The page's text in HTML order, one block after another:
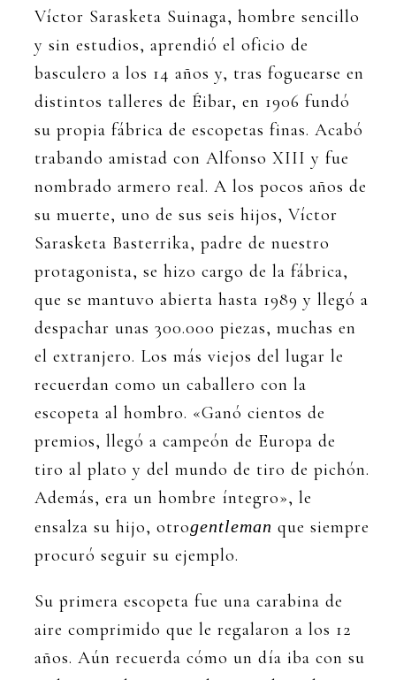
Víctor Sarasketa Suinaga, hombre sencillo
y sin estudios, aprendió el oficio de
basculero a los 14 años y, tras foguearse en
distintos talleres de Éibar, en 1906 fundó
su propia fábrica de escopetas finas. Acabó
trabando amistad con Alfonso XIII y fue
nombrado armero real. A los pocos años de
su muerte, uno de sus seis hijos, Víctor
Sarasketa Basterrika, padre de nuestro
protagonista, se hizo cargo de la fábrica,
que se mantuvo abierta hasta 1989 y llegó a
despachar unas 300.000 piezas, muchas en
el extranjero. Los más viejos del lugar le
recuerdan como un caballero con la
escopeta al hombro. «Ganó cientos de
premios, llegó a campeón de Europa de
tiro al plato y del mundo de tiro de pichón.
Además, era un hombre íntegro», le
ensalza su hijo, otrogentleman que siempre
procuró seguir su ejemplo.
Su primera escopeta fue una carabina de
aire comprimido que le regalaron a los 12
años. Aún recuerda cómo un día iba con su